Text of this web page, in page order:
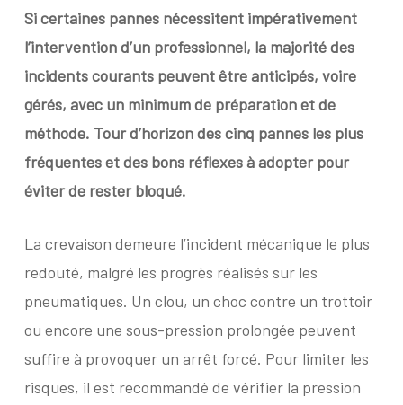
Si certaines pannes nécessitent impérativement
l’intervention d’un professionnel, la majorité des
incidents courants peuvent être anticipés, voire
gérés, avec un minimum de préparation et de
méthode. Tour d’horizon des cinq pannes les plus
fréquentes et des bons réflexes à adopter pour
éviter de rester bloqué.
La crevaison demeure l’incident mécanique le plus
redouté, malgré les progrès réalisés sur les
pneumatiques. Un clou, un choc contre un trottoir
ou encore une sous-pression prolongée peuvent
suffire à provoquer un arrêt forcé. Pour limiter les
risques, il est recommandé de vérifier la pression